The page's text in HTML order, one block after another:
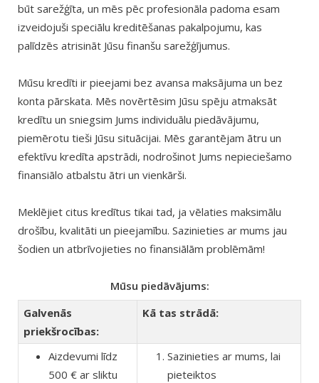
būt sarežģīta, un mēs pēc profesionāla padoma esam
izveidojuši speciālu kreditēšanas pakalpojumu, kas
palīdzēs atrisināt Jūsu finanšu sarežģījumus.
Mūsu kredīti ir pieejami bez avansa maksājuma un bez
konta pārskata. Mēs novērtēsim Jūsu spēju atmaksāt
kredītu un sniegsim Jums individuālu piedāvājumu,
piemērotu tieši Jūsu situācijai. Mēs garantējam ātru un
efektīvu kredīta apstrādi, nodrošinot Jums nepieciešamo
finansiālo atbalstu ātri un vienkārši.
Meklējiet citus kredītus tikai tad, ja vēlaties maksimālu
drošību, kvalitāti un pieejamību. Sazinieties ar mums jau
šodien un atbrīvojieties no finansiālām problēmām!
Mūsu piedāvājums:
Galvenās
priekšrocības:
Kā tas strādā:
Aizdevumi līdz
500 € ar sliktu
Sazinieties ar mums, lai
pieteiktos